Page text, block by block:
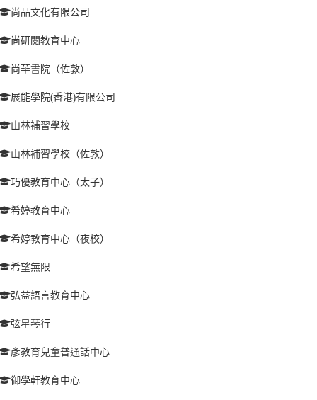
尚品文化有限公司
尚研閱教育中心
尚華書院（佐敦）
展能學院(香港)有限公司
山林補習學校
山林補習學校（佐敦）
巧優教育中心（太子）
希婷教育中心
希婷教育中心（夜校）
希望無限
弘益語言教育中心
弦星琴行
彥教育兒童普通話中心
御學軒教育中心